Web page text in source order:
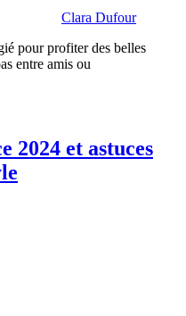
Clara Dufour
pour profiter des belles
entre amis ou
2024 et astuces